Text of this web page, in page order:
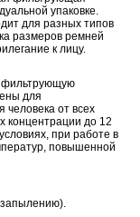
упаковке.
для разных типов
размеров ремней
к лицу.
фильтрующую
для
от всех
концентрации до 12
при работе в
повышенной
запылению).